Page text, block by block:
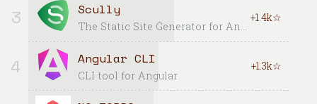
3 Scully
The Static Site Generator for Angular apps
+1.4k☆
4 Angular CLI
CLI tool for Angular
+1.3k☆